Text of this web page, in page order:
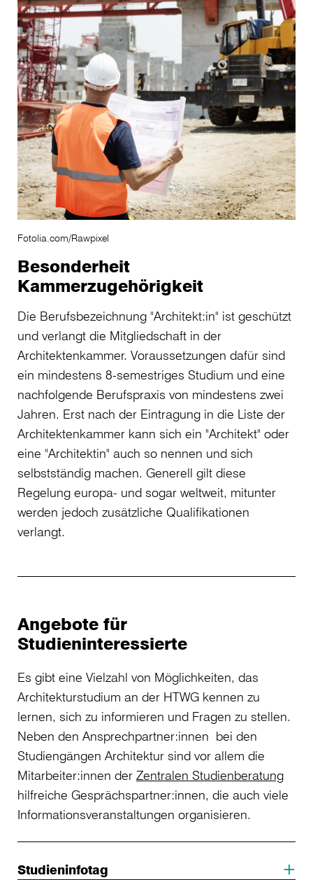
Fotolia.com/Rawpixel
Besonderheit
Kammerzugehörigkeit
Die Berufsbezeichnung "Architekt:in" ist geschützt
und verlangt die Mitgliedschaft in der
Architektenkammer. Voraussetzungen dafür sind
ein mindestens 8-semestriges Studium und eine
nachfolgende Berufspraxis von mindestens zwei
Jahren. Erst nach der Eintragung in die Liste der
Architektenkammer kann sich ein "Architekt" oder
eine "Architektin" auch so nennen und sich
selbstständig machen. Generell gilt diese
Regelung europa- und sogar weltweit, mitunter
werden jedoch zusätzliche Qualifikationen
verlangt.
Angebote für
Studieninteressierte
Es gibt eine Vielzahl von Möglichkeiten, das
Architekturstudium an der HTWG kennen zu
lernen, sich zu informieren und Fragen zu stellen.
Neben den Ansprechpartner:innen bei den
Studiengängen Architektur sind vor allem die
Mitarbeiter:innen der Zentralen Studienberatung
hilfreiche Gesprächspartner:innen, die auch viele
Informationsveranstaltungen organisieren.
Studieninfotag